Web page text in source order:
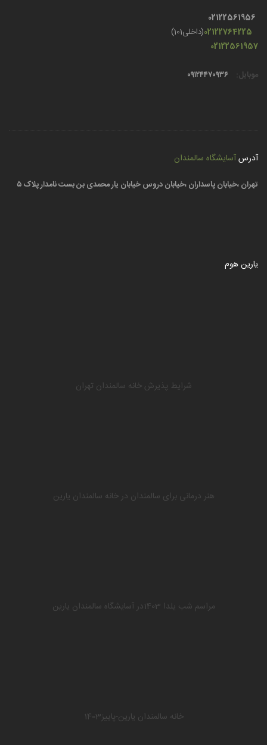
02122561956
02122764225(داخلی101)
02122561957
موبایل: ۰۹۱۲۴۴۷۰۹۳۶
آدرسآسایشگاه سالمندان
تهران ،خیابان پاسداران ،خیابان دروس خیابان یار محمدی بن بست نامدار پلاک ۵
یارین هوم
شرایط پذیرش خانه سالمندان تهران
هنر درمانی برای سالمندان در خانه سالمندان یارین
مراسم شب یلدا 1403در آسایشگاه سالمندان یارین
خانه سالمندان یارین-پاییز1403